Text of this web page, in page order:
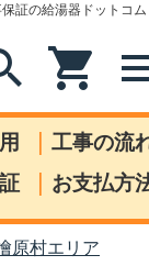
証の給湯器ドットコム
shopping_cart
| 工事の流
| お支払方
原村エリア